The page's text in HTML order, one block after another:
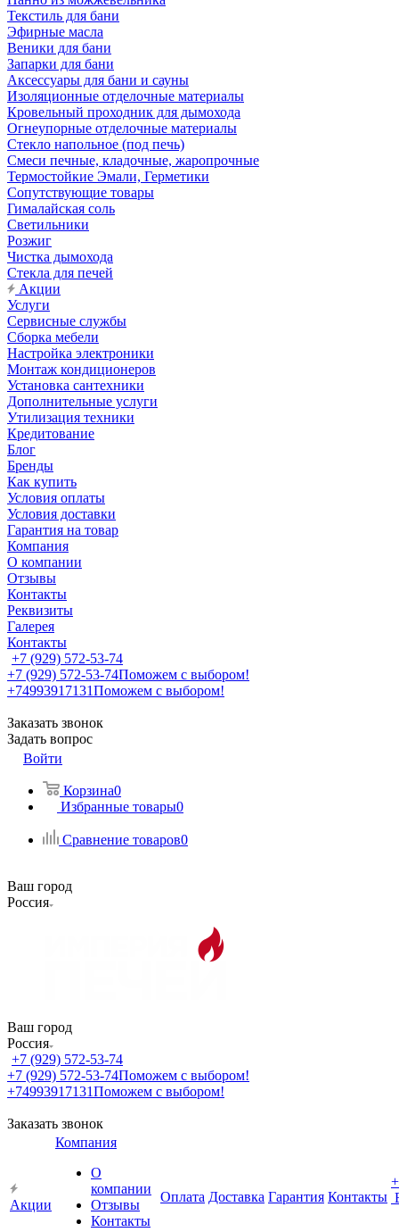
Текстиль для бани
Эфирные масла
Веники для бани
Запарки для бани
Аксессуары для бани и сауны
Изоляционные отделочные материалы
Кровельный проходник для дымохода
Огнеупорные отделочные материалы
Стекло напольное (под печь)
Смеси печные, кладочные, жаропрочные
Термостойкие Эмали, Герметики
Сопутствующие товары
Гималайская соль
Светильники
Розжиг
Чистка дымохода
Стекла для печей
Акции
Услуги
Сервисные службы
Сборка мебели
Настройка электроники
Монтаж кондиционеров
Установка сантехники
Дополнительные услуги
Утилизация техники
Кредитование
Блог
Бренды
Как купить
Условия оплаты
Условия доставки
Гарантия на товар
Компания
О компании
Отзывы
Контакты
Реквизиты
Галерея
Контакты
+7 (929) 572-53-74
+7 (929) 572-53-74Поможем с выбором!
+74993917131Поможем с выбором!
Заказать звонок
Задать вопрос
Войти
Корзина0
Избранные товары0
Сравнение товаров0
Ваш город
Россия
Ваш город
Россия
+7 (929) 572-53-74
+7 (929) 572-53-74Поможем с выбором!
+74993917131Поможем с выбором!
Заказать звонок
Акции
Компания
О
компании
Отзывы
Контакты
Оплата Доставка Гарантия Контакты
+